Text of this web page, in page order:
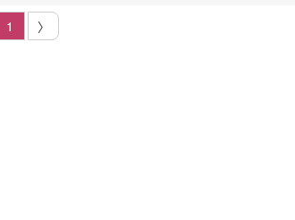
1 〉